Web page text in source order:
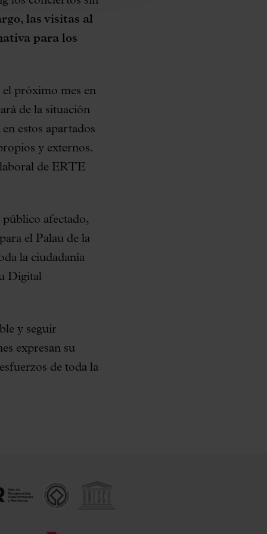
las visitas al
para los
próximo mes en
de la situación
estos apartados
y externos.
de ERTE
afectado,
el Palau de la
la ciudadanía
Digital
y seguir
expresan su
de toda la